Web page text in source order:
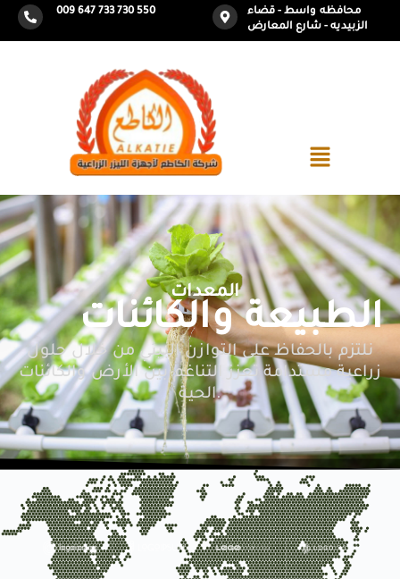
009 647 733 730 550
محافظه واسط - قضاء
الزبيديه - شارع المعارض
المعدات
الطبيعة والكائنات
نلتزم بالحفاظ على التوازن البيئي من خلال حلول
زراعية مستدامة تعزز التناغم بين الأرض والكائنات
الحية.